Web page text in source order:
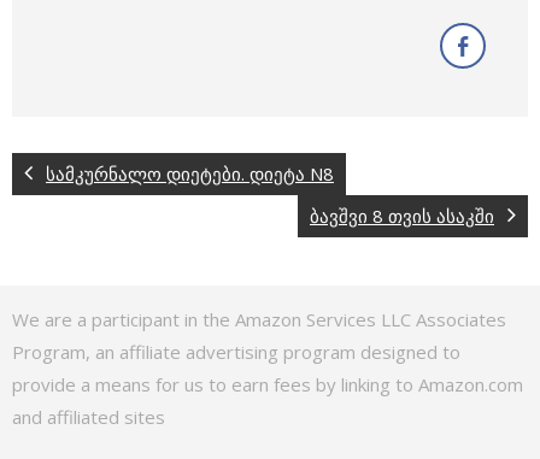
სამკურნალო დიეტები. დიეტა N8
ბავშვი 8 თვის ასაკში
We are a participant in the Amazon Services LLC Associates
Program, an affiliate advertising program designed to
provide a means for us to earn fees by linking to Amazon.com
and affiliated sites